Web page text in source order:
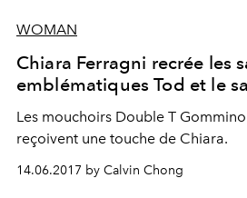
WOMAN
Chiara Ferragni recrée les
emblématiques Tod et le
Les mouchoirs Double T
reçoivent une touche de Chiara.
14.06.2017 by Calvin Chong